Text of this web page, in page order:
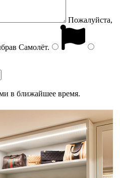
Пожалуйста,
Самолёт.
в ближайшее время.